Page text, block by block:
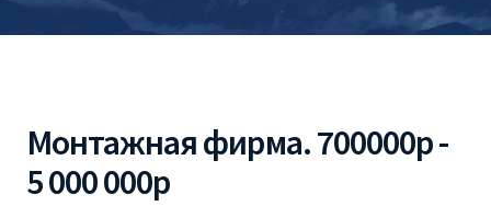
Монтажная фирма. 700000р -
5 000 000р